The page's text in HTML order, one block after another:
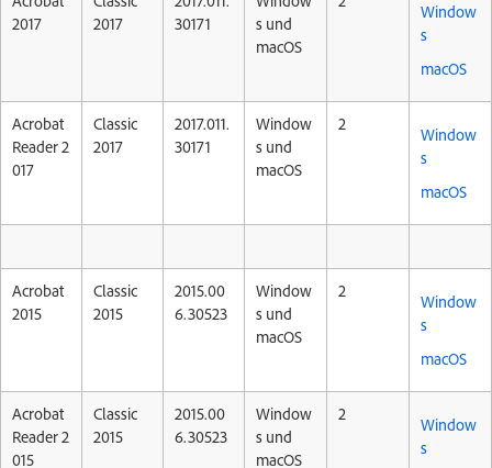
2017
2017
30171
s und
macOS
Window
s
macOS
Acrobat
Reader 2
017
Classic
2017
2017.011.
30171
Window
s und
macOS
2
Window
s
macOS
Acrobat
2015
Classic
2015
2015.00
6.30523
Window
s und
macOS
2
Window
s
macOS
Acrobat
Reader 2
015
Classic
2015
2015.00
6.30523
Window
s und
macOS
2
Window
s